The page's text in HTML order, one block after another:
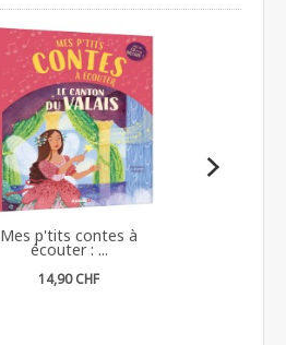
Mes p'tits contes à
écouter : ...
14,90 CHF